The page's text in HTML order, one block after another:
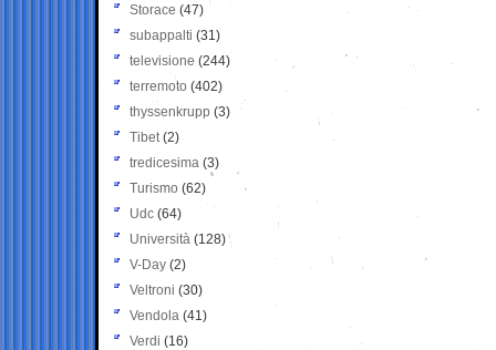
Storace (47)
subappalti (31)
televisione(244)
terremoto (402)
thyssenkrupp (3)
Tibet(2)
tredicesima (3)
Turismo (62)
Udc (64)
Università (128)
V-Day (2)
Veltroni (30)
Vendola (41)
Verdi (16)